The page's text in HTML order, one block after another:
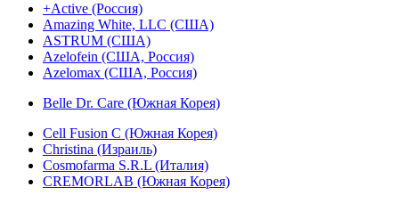
+Active (Россия)
Amazing White, LLC (США)
ASTRUM (США)
Azelofein (США, Россия)
Azelomax (США, Россия)
Belle Dr. Care (Южная Корея)
Cell Fusion C (Южная Корея)
Christina (Израиль)
Cosmofarma S.R.L (Италия)
CREMORLAB (Южная Корея)